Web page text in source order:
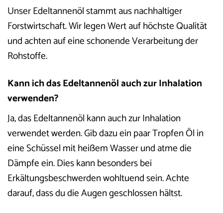
Unser Edeltannenöl stammt aus nachhaltiger
Forstwirtschaft. Wir legen Wert auf höchste Qualität
und achten auf eine schonende Verarbeitung der
Rohstoffe.
Kann ich das Edeltannenöl auch zur Inhalation
verwenden?
Ja, das Edeltannenöl kann auch zur Inhalation
verwendet werden. Gib dazu ein paar Tropfen Öl in
eine Schüssel mit heißem Wasser und atme die
Dämpfe ein. Dies kann besonders bei
Erkältungsbeschwerden wohltuend sein. Achte
darauf, dass du die Augen geschlossen hältst.